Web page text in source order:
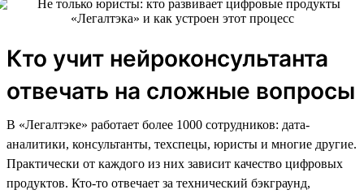
Кто учит нейроконсультанта
отвечать на сложные вопросы
В «Легалтэке» работает более 1000 сотрудников: дата-
аналитики, консультанты, техспецы, юристы и многие другие.
Практически от каждого из них зависит качество цифровых
продуктов. Кто-то отвечает за технический бэкграунд,